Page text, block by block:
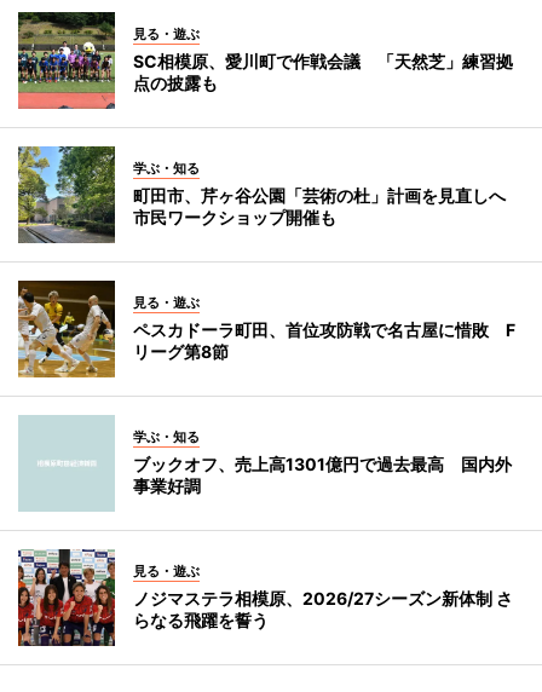
見る・遊ぶ
SC相模原、愛川町で作戦会議 「天然芝」練習拠
点の披露も
学ぶ・知る
町田市、芹ヶ谷公園「芸術の杜」計画を見直しへ
市民ワークショップ開催も
見る・遊ぶ
ペスカドーラ町田、首位攻防戦で名古屋に惜敗 F
リーグ第8節
学ぶ・知る
ブックオフ、売上高1301億円で過去最高 国内外
事業好調
見る・遊ぶ
ノジマステラ相模原、2026/27シーズン新体制 さ
らなる飛躍を誓う